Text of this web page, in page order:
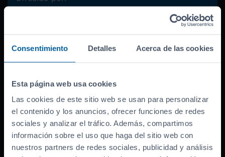
Consentimiento Detalles Acerca de las cookies
Esta página web usa cookies
Las cookies de este sitio web se usan para personalizar
el contenido y los anuncios, ofrecer funciones de redes
sociales y analizar el tráfico. Además, compartimos
información sobre el uso que haga del sitio web con
nuestros partners de redes sociales, publicidad y análisis
Precio del coche (PVP) 38.990 €
Bonificación por financiar -4.000 €
Entrada inicial 8.748
Importe a financiar
TAE 12.66 %
TIN 10.99
Documentación necesaria